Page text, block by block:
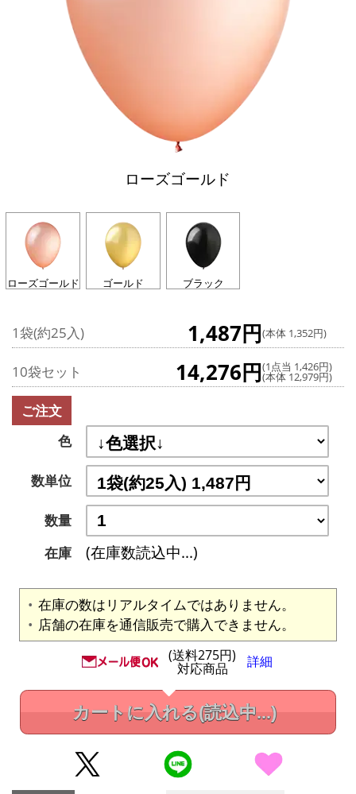
ローズゴールド
ローズゴールド ゴールド ブラック
1袋(約25入) 1,487円(本体 1,352円)
10袋セット 14,276円(1点当 1,426円)
(本体 12,979円)
ご注文
色
数単位
数量
在庫
(在庫数読込中...)
在庫の数はリアルタイムではありません。
店舗の在庫を通信販売で購入できません。
(送料275円)
対応商品 詳細
カートに入れる(読込中...)